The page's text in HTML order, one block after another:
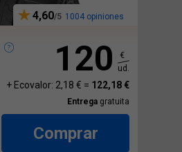
4,60 1004 opiniones
120
€
ud.
+ Ecovalor: 2,18 € = 122,18 €
Entrega gratuita
Comprar